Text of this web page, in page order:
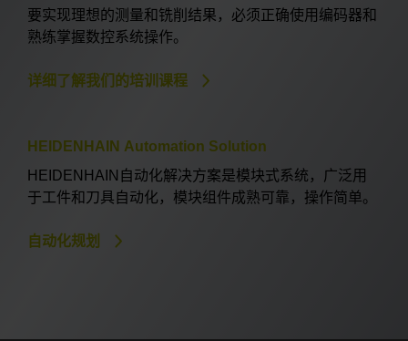
要实现理想的测量和铣削结果，必须正确使用编码器和
熟练掌握数控系统操作。
详细了解我们的培训课程
HEIDENHAIN Automation Solution
HEIDENHAIN自动化解决方案是模块式系统，广泛用
于工件和刀具自动化，模块组件成熟可靠，操作简单。
自动化规划